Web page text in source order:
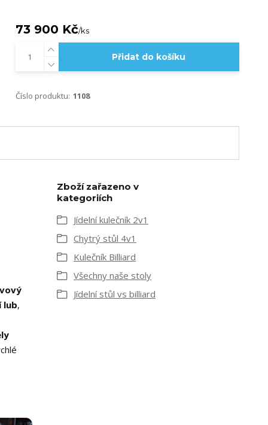
73 900 Kč/ks
Přidat do košíku
Číslo produktu: 1108
lub,
Zboží zařazeno v
kategoriích
Jídelní kulečník 2v1
Chytrý stůl 4v1
Kulečník Billiard
Všechny naše stoly
Jídelní stůl vs billiard